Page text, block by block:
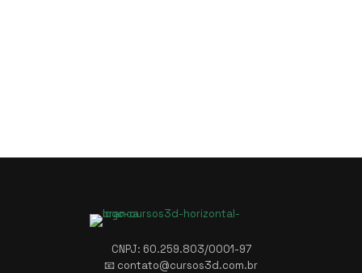
CNPJ: 60.259.803/0001-97
📧 contato@cursos3d.com.br